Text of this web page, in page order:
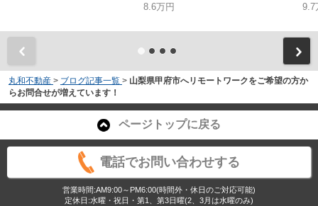
8.6万円
9.7
丸和不動産 > ブログ記事一覧 > 山梨県甲府市へリモートワークをご希望の方か
らお問合せが増えています！
ページトップに戻る
電話でお問い合わせする
営業時間:AM9:00～PM6:00(時間外・休日のご対応可能)
定休日:水曜・祝日・第1、第3日曜(2、3月は水曜のみ)